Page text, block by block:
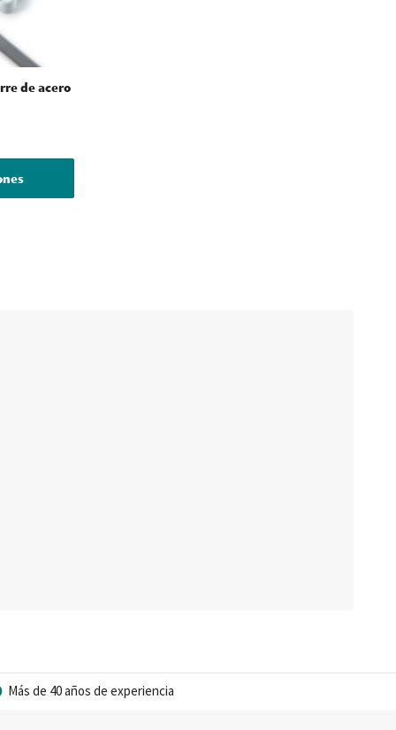
de acero
Más de 40 años de experiencia